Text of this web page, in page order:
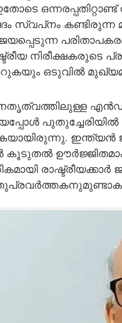
സ്വപ്‌നം
ഒടുവില്‍
ഇന്ത്യന്‍
കൂടുതല്‍